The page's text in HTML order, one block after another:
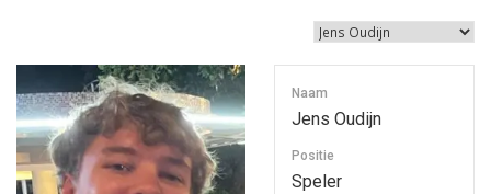
Naam
Jens Oudijn
Positie
Speler